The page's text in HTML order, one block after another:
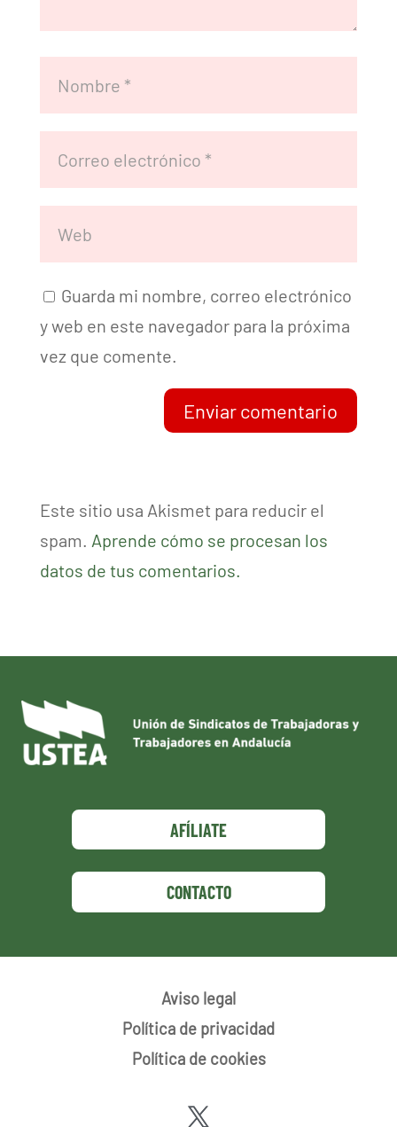
Guarda mi nombre, correo electrónico
y web en este navegador para la próxima
vez que comente.
Enviar comentario
Este sitio usa Akismet para reducir el
spam. Aprende cómo se procesan los
datos de tus comentarios.
AFÍLIATE
CONTACTO
Aviso legal
Política de privacidad
Política de cookies